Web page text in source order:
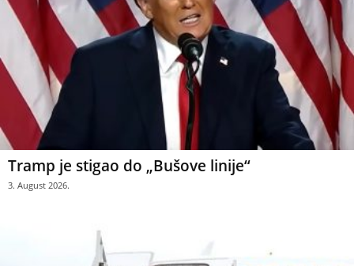
Tramp je stigao do „Bušove linije“
3. August 2026.